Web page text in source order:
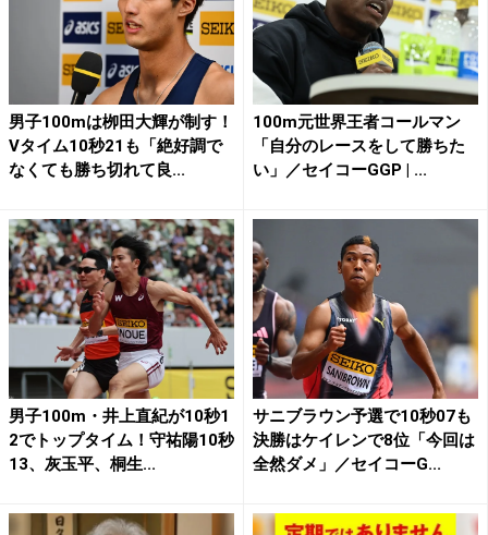
男子100mは栁田大輝が制す！
Vタイム10秒21も「絶好調で
なくても勝ち切れて良...
100m元世界王者コールマン
「自分のレースをして勝ちた
い」／セイコーGGP | ...
男子100m・井上直紀が10秒1
2でトップタイム！守祐陽10秒
13、灰玉平、桐生...
サニブラウン予選で10秒07も
決勝はケイレンで8位「今回は
全然ダメ」／セイコーG...